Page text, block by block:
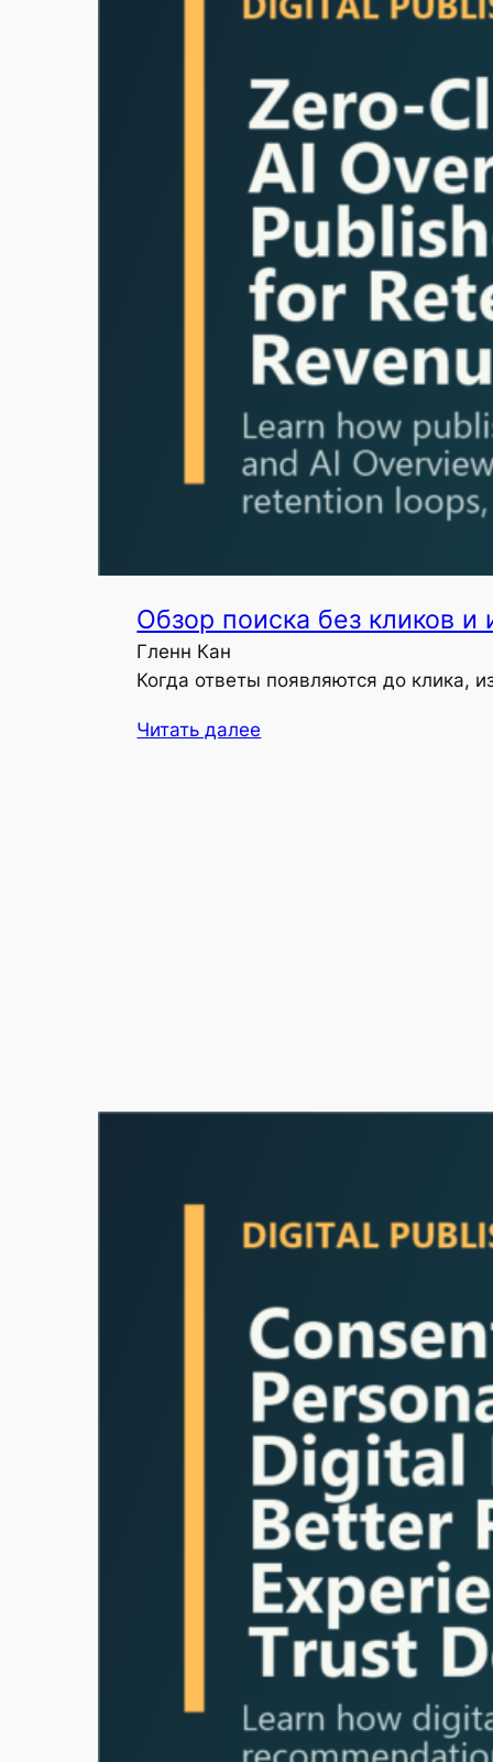
Обзор поиска без кликов и
Гленн Кан
Когда ответы появляются до клика,
Читать далее